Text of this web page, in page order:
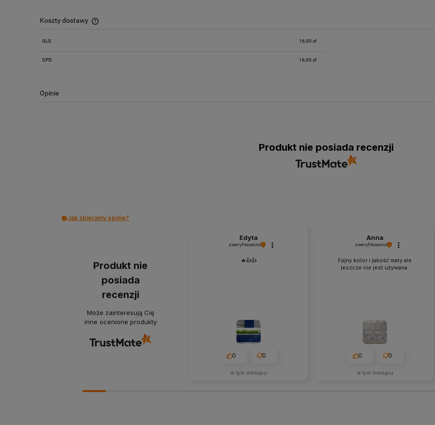
Koszty dostawy
GLS 16,00 zł
DPD 16,00 zł
Opinie
Produkt nie posiada recenzji
Jak zbieramy opinie?
Produkt nie
posiada
recenzji
Może zainteresują Cię
inne ocenione produkty
Edyta
zweryfikowano
🔥👍️👍️
0 0
w tym miesiącu
Anna
zweryfikowano
Fajny kolor i jakość maty ale
jeszcze nie jest używana.
0 0
w tym miesiącu